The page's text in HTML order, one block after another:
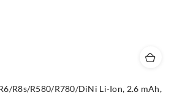
R8s/R580/R780/DiNi Li-Ion, 2.6 mAh,